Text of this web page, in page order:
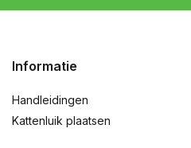
Informatie
Handleidingen
Kattenluik plaatsen